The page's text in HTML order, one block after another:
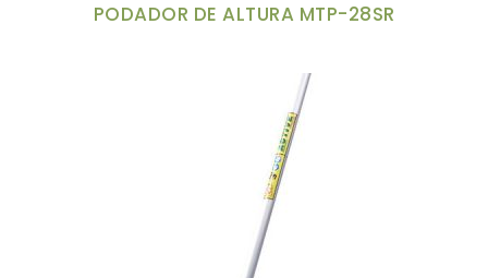
PODADOR DE ALTURA MTP-28SR